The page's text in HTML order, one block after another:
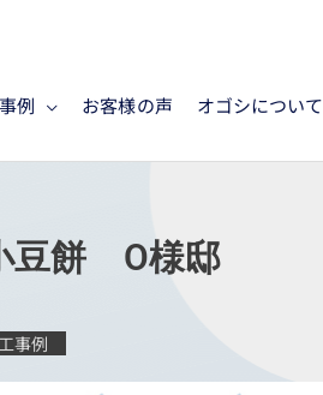
例 お客様の声 オゴシについて
餅 O様邸
事例